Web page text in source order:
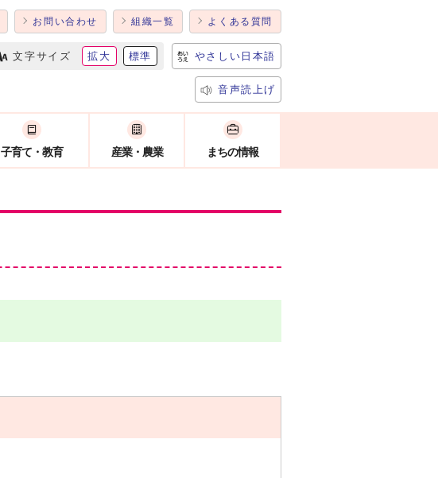
お問い合わせ 組織一覧 よくある質問
文字サイズ 拡大 標準 やさしい日本語
音声読上げ
子育て・教育 産業・農業 まちの情報